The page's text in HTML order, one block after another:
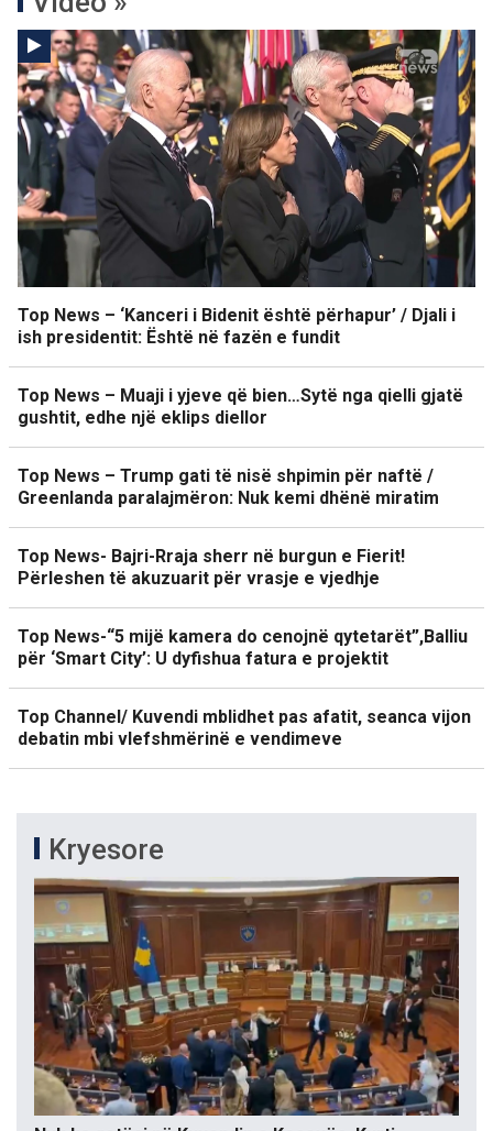
Top News – ‘Kanceri i Bidenit është përhapur’ / Djali i
ish presidentit: Është në fazën e fundit
Top News – Muaji i yjeve që bien…Sytë nga qielli gjatë
gushtit, edhe një eklips diellor
Top News – Trump gati të nisë shpimin për naftë /
Greenlanda paralajmëron: Nuk kemi dhënë miratim
Top News- Bajri-Rraja sherr në burgun e Fierit!
Përleshen të akuzuarit për vrasje e vjedhje
Top News-“5 mijë kamera do cenojnë qytetarët”,Balliu
për ‘Smart City’: U dyfishua fatura e projektit
Top Channel/ Kuvendi mblidhet pas afatit, seanca vijon
debatin mbi vlefshmërinë e vendimeve
Kryesore